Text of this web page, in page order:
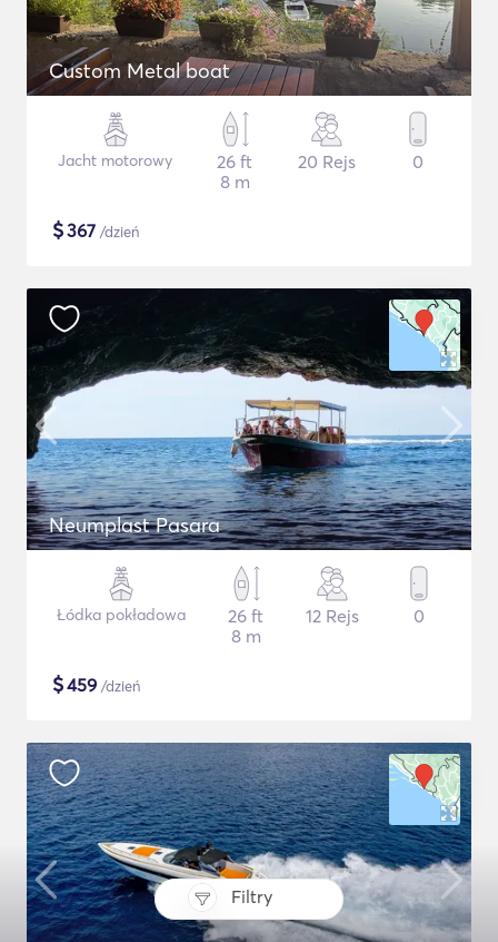
Filtry
Custom Metal boat
Jacht motorowy
26 ft
8 m
20 Rejs 0
$367 /dzień
Neumplast Pasara
Łódka pokładowa
26 ft
8 m
12 Rejs 0
$459 /dzień